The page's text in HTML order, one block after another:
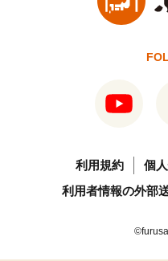
利用規約
個
利用者情報の外部